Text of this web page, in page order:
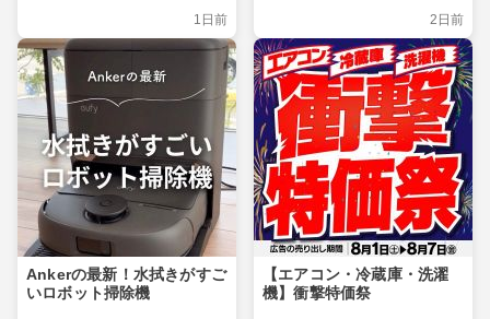
1日前 2日前
Ankerの最新！水拭きがすご
いロボット掃除機
【エアコン・冷蔵庫・洗濯
機】衝撃特価祭